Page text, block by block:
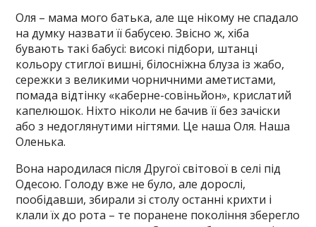
Оля – мама мого батька, але ще нікому не спадало
на думку назвати її бабусею. Звісно ж, хіба
бувають такі бабусі: високі підбори, штанці
кольору стиглої вишні, білосніжна блуза із жабо,
сережки з великими чорничними аметистами,
помада відтінку «каберне-совіньйон», крислатий
капелюшок. Ніхто ніколи не бачив її без зачіски
або з недоглянутими нігтями. Це наша Оля. Наша
Оленька.
Вона народилася після Другої світової в селі під
Одесою. Голоду вже не було, але дорослі,
пообідавши, збирали зі столу останні крихти і
клали їх до рота – те поранене покоління зберегло